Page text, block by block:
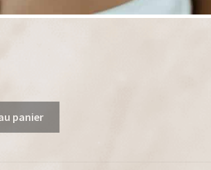
panier